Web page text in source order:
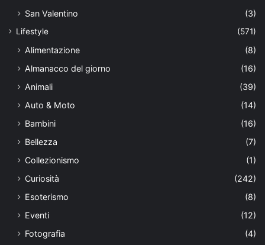
San Valentino (3)
Lifestyle (571)
Alimentazione
(8)
Almanacco del giorno
(16)
Animali
(39)
Auto & Moto
(14)
Bambini
(16)
Bellezza
(7)
Collezionismo
(1)
Curiosità
(242)
Esoterismo
(8)
Eventi
(12)
Fotografia
(4)